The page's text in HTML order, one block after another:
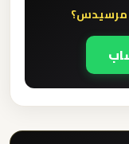
مرسيدس؟